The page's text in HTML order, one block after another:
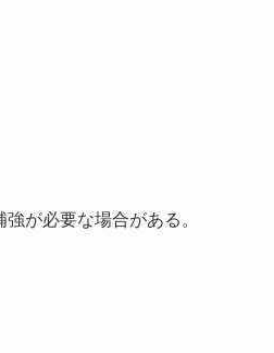
が必要な場合がある。